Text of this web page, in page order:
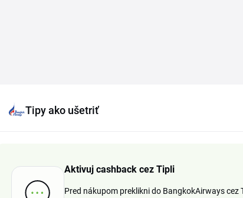
Tipy ako ušetriť
Aktivuj cashback cez Tipli
Pred nákupom preklikni do BangkokAirways